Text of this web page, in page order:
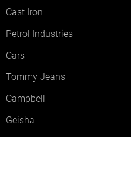
Cast Iron
Petrol Industries
Cars
Tommy Jeans
Campbell
Geisha